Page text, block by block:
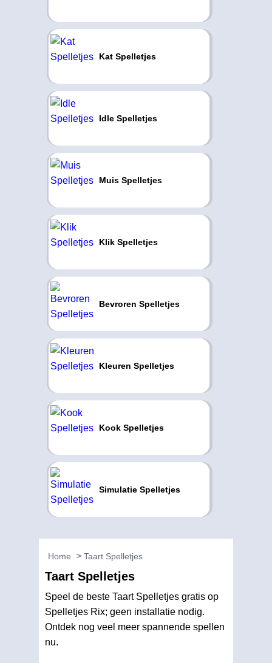
Kat Spelletjes
Idle Spelletjes
Muis Spelletjes
Klik Spelletjes
Bevroren Spelletjes
Kleuren Spelletjes
Kook Spelletjes
Simulatie Spelletjes
Home Taart Spelletjes
Taart Spelletjes
Speel de beste Taart Spelletjes gratis op
Spelletjes Rix; geen installatie nodig.
Ontdek nog veel meer spannende spellen
nu.